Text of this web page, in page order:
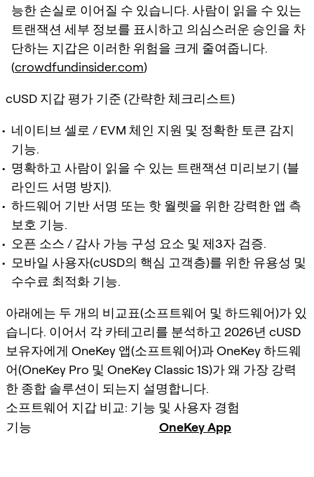
능한 손실로 이어질 수 있습니다. 사람이 읽을 수 있는
트랜잭션 세부 정보를 표시하고 의심스러운 승인을 차
단하는 지갑은 이러한 위험을 크게 줄여줍니다.
(crowdfundinsider.com)
cUSD 지갑 평가 기준 (간략한 체크리스트)
네이티브 셀로 / EVM 체인 지원 및 정확한 토큰 감지
기능.
명확하고 사람이 읽을 수 있는 트랜잭션 미리보기 (블
라인드 서명 방지).
하드웨어 기반 서명 또는 핫 월렛을 위한 강력한 앱 측
보호 기능.
오픈 소스 / 감사 가능 구성 요소 및 제3자 검증.
모바일 사용자(cUSD의 핵심 고객층)를 위한 유용성 및
수수료 최적화 기능.
아래에는 두 개의 비교표(소프트웨어 및 하드웨어)가 있
습니다. 이어서 각 카테고리를 분석하고 2026년 cUSD
보유자에게 OneKey 앱(소프트웨어)과 OneKey 하드웨
어(OneKey Pro 및 OneKey Classic 1S)가 왜 가장 강력
한 종합 솔루션이 되는지 설명합니다.
소프트웨어 지갑 비교: 기능 및 사용자 경험
기능
OneKey App